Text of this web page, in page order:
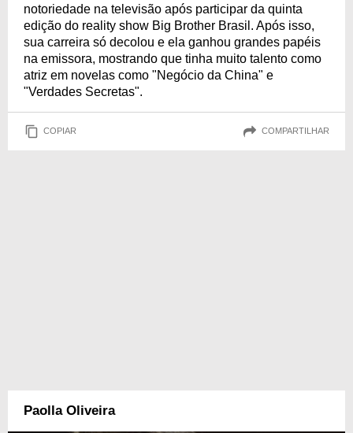
notoriedade na televisão após participar da quinta
edição do reality show Big Brother Brasil. Após isso,
sua carreira só decolou e ela ganhou grandes papéis
na emissora, mostrando que tinha muito talento como
atriz em novelas como "Negócio da China" e
"Verdades Secretas".
COPIAR COMPARTILHAR
Paolla Oliveira